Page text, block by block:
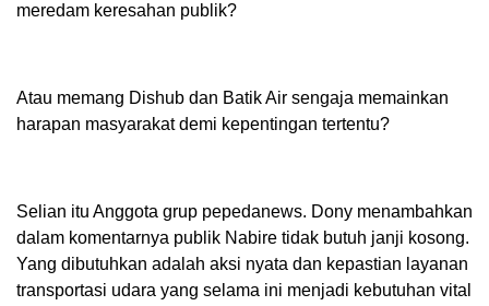
meredam keresahan publik?
Atau memang Dishub dan Batik Air sengaja memainkan
harapan masyarakat demi kepentingan tertentu?
Selian itu Anggota grup pepedanews. Dony menambahkan
dalam komentarnya publik Nabire tidak butuh janji kosong.
Yang dibutuhkan adalah aksi nyata dan kepastian layanan
transportasi udara yang selama ini menjadi kebutuhan vital